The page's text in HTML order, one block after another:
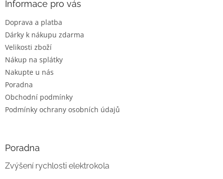
Informace pro vás
Doprava a platba
Dárky k nákupu zdarma
Velikosti zboží
Nákup na splátky
Nakupte u nás
Poradna
Obchodní podmínky
Podmínky ochrany osobních údajů
Poradna
Zvýšení rychlosti elektrokola